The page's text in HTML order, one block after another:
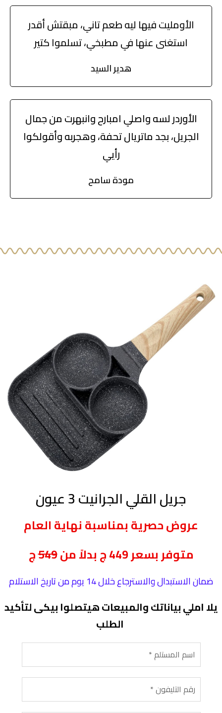
الأومليت فيها ليه طعم تاني، مبقتش أقدر
استغنى عنها في مطبخي، تسلموا كتير
هدير السيد
الأوردر لسه واصلي امبارح وانبهرت من جمال
الجريل، بجد ماتريال تحفة، وهجربه وأقولكوا
رأيي
مودة سامح
جريل القلي الجرانيت 3 عيون
عروض حصرية بمناسبة نهاية العام
متوفر بسعر 449 ج بدلاً من
549ج
ضمان الاستبدال والاسترجاع خلال 14 يوم من تاريخ الاستلام
يلا املي بياناتك والمبيعات هيتصلوا بيكى لتأكيد